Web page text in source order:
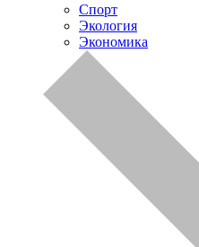
Спорт
Экология
Экономика